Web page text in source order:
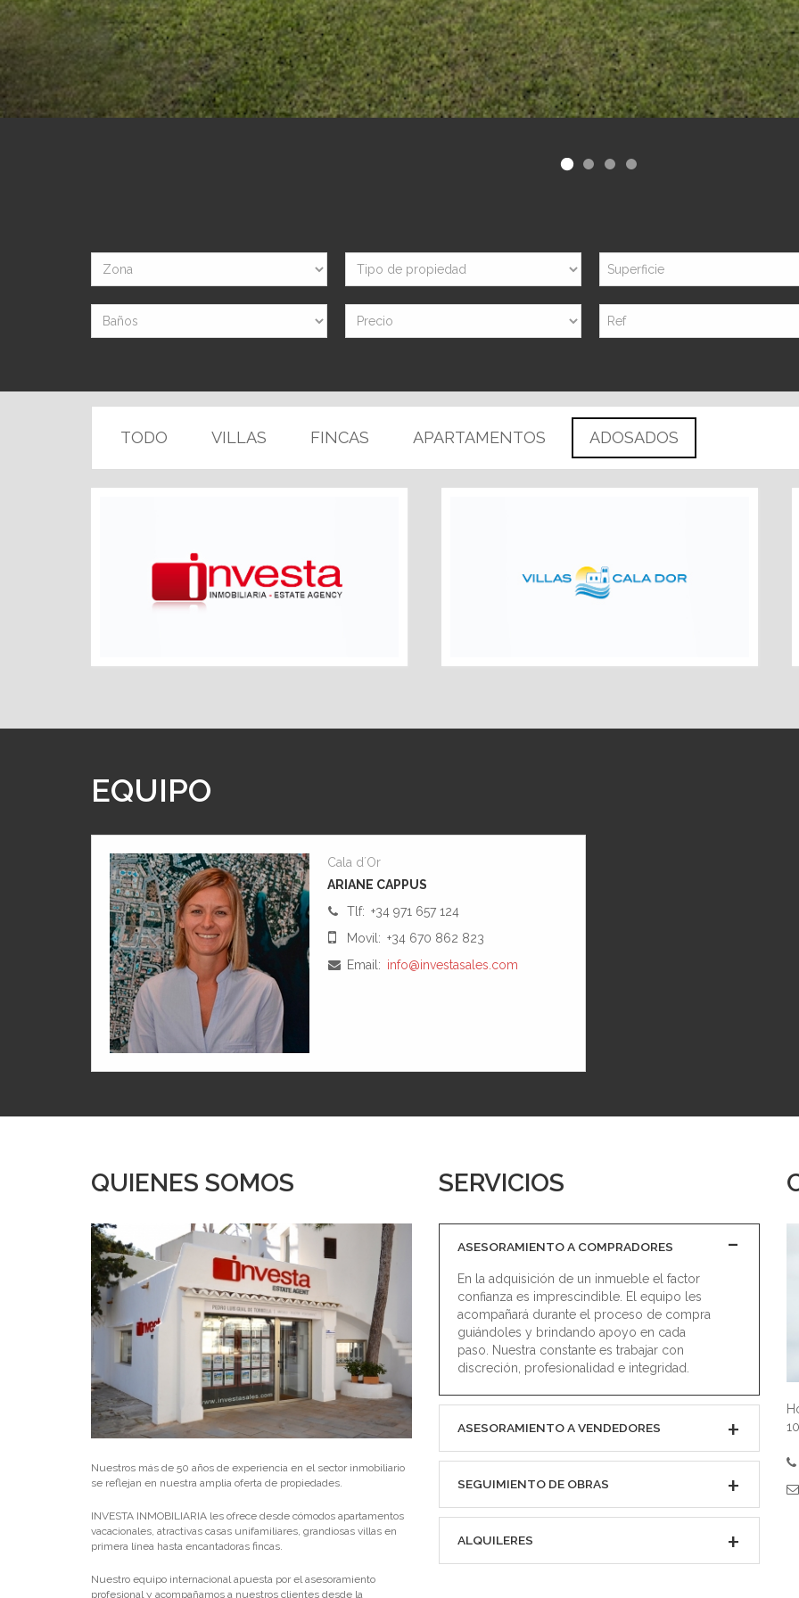
TODO VILLAS FINCAS APARTAMENTOS ADOSADOS
EQUIPO
Cala d´Or
ARIANE CAPPUS
Tlf: +34 971 657 124
Movil: +34 670 862 823
Email: info@investasales.com
QUIENES SOMOS
Nuestros más de 50 años de experiencia en el sector inmobiliario
se reflejan en nuestra amplia oferta de propiedades.
INVESTA INMOBILIARIA les ofrece desde cómodos apartamentos
vacacionales, atractivas casas unifamiliares, grandiosas villas en
primera línea hasta encantadoras fincas.
Nuestro equipo internacional apuesta por el asesoramiento
profesional y acompañamos a nuestros clientes desde la
SERVICIOS
ASESORAMIENTO A COMPRADORES
En la adquisición de un inmueble el factor
confianza es imprescindible. El equipo les
acompañará durante el proceso de compra
guiándoles y brindando apoyo en cada
paso. Nuestra constante es trabajar con
discreción, profesionalidad e integridad.
ASESORAMIENTO A VENDEDORES
SEGUIMIENTO DE OBRAS
ALQUILERES